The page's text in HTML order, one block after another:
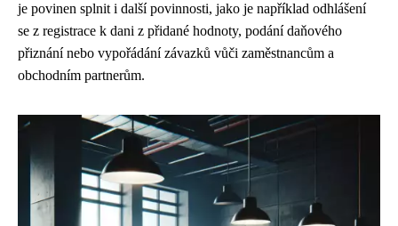
je povinen splnit i další povinnosti, jako je například odhlášení
se z registrace k dani z přidané hodnoty, podání daňového
přiznání nebo vypořádání závazků vůči zaměstnancům a
obchodním partnerům.